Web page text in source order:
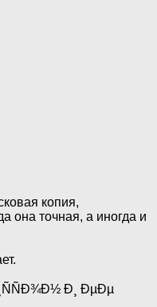
копия,
она точная, а иногда и